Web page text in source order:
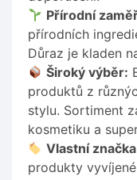
Přírodní
přírodních
Důraz je kladen
Široký výběr:
produktů z
stylu. Sortiment
kosmetiku a
Vlastní
produkty